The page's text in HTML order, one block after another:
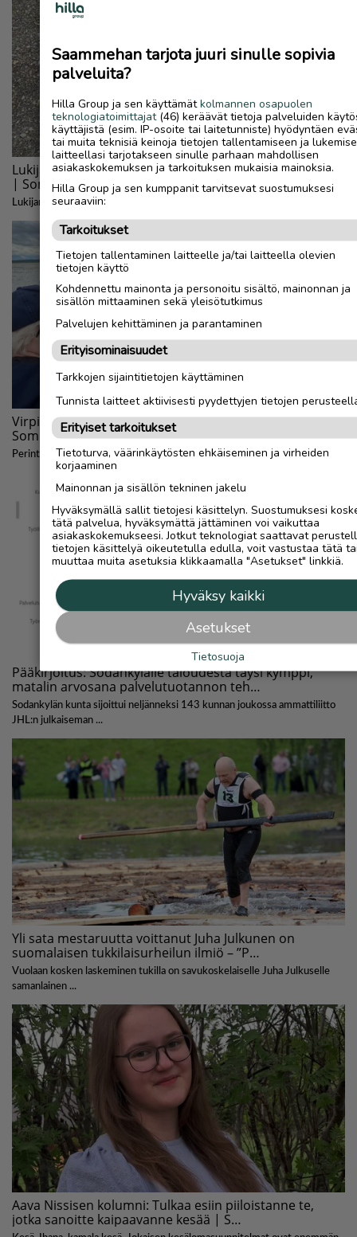
Saammehan tarjota juuri sinulle sopivia
palveluita?
Hilla Group ja sen käyttämätkolmannen osapuolen
teknologiatoimittajat(46) keräävät tietoja palveluiden
käyttäjistä (esim. IP-osoite tai laitetunniste) hyödyntäen
tai muita teknisiä keinoja tietojen tallentamiseen ja
laitteellasi tarjotakseen sinulle parhaan mahdollisen
asiakaskokemuksen ja tarkoituksen mukaisia mainoksia.
Hilla Group ja sen kumppanit tarvitsevat suostumuksesi
seuraaviin:
Tarkoitukset
Tietojen tallentaminen laitteelle ja/tai laitteella olevien
tietojen käyttö
Kohdennettu mainonta ja personoitu sisältö, mainonnan ja
sisällön mittaaminen sekä yleisötutkimus
Palvelujen kehittäminen ja parantaminen
Erityisominaisuudet
Tarkkojen sijaintitietojen käyttäminen
Tunnista laitteet aktiivisesti pyydettyjen tietojen
Erityiset tarkoitukset
Tietoturva, väärinkäytösten ehkäiseminen ja virheiden
korjaaminen
Mainonnan ja sisällön tekninen jakelu
Hyväksymällä sallit tietojesi käsittelyn. Suostumuksesi
tätä palvelua, hyväksymättä jättäminen voi vaikuttaa
asiakaskokemukseesi. Jotkut teknologiat saattavat
tietojen käsittelyä oikeutetulla edulla, voit vastustaa tätä
muuttaa muita asetuksia klikkaamalla "Asetukset" linkkiä.
Hyväksy kaikki
Asetukset
Tietosuoja